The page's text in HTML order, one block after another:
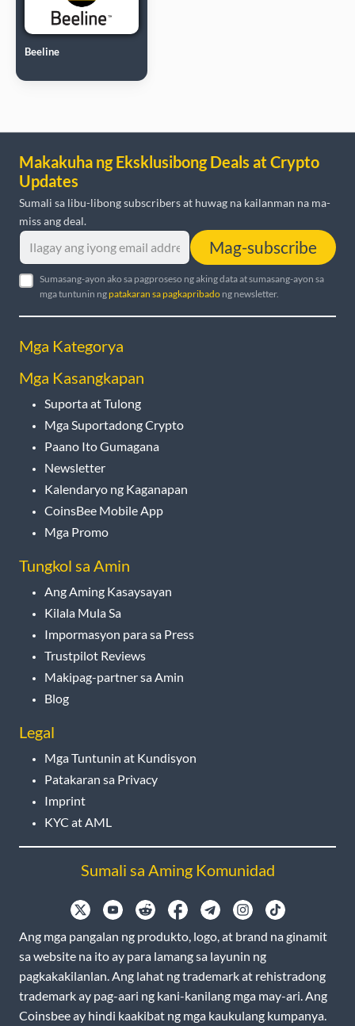
Beeline
Makakuha ng Eksklusibong Deals at Crypto
Updates
Sumali sa libu-libong subscribers at huwag na kailanman na ma-
miss ang deal.
Mag-subscribe
Sumasang-ayon ako sa pagproseso ng aking data at sumasang-ayon sa
mga tuntunin ngpatakaran sa pagkapribado ng newsletter.
Mga Kategorya
Mga Kasangkapan
Suporta at Tulong
Mga Suportadong Crypto
Paano Ito Gumagana
Newsletter
Kalendaryo ng Kaganapan
CoinsBee Mobile App
Mga Promo
Tungkol sa Amin
Ang Aming Kasaysayan
Kilala Mula Sa
Impormasyon para sa Press
Trustpilot Reviews
Makipag-partner sa Amin
Blog
Legal
Mga Tuntunin at Kundisyon
Patakaran sa Privacy
Imprint
KYC at AML
Sumali sa Aming Komunidad
Ang mga pangalan ng produkto, logo, at brand na ginamit
sa website na ito ay para lamang sa layunin ng
pagkakakilanlan. Ang lahat ng trademark at rehistradong
trademark ay pag-aari ng kani-kanilang mga may-ari. Ang
Coinsbee ay hindi kaakibat ng mga kaukulang kumpanya.